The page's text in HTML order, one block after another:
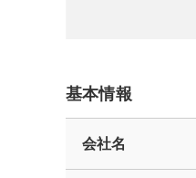
基本情報
会社名